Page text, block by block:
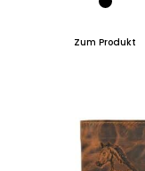
Zum Produkt